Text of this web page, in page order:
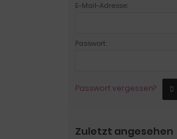
E-Mail-Adresse:
Passwort:
Passwort vergessen?
Zuletzt angesehen